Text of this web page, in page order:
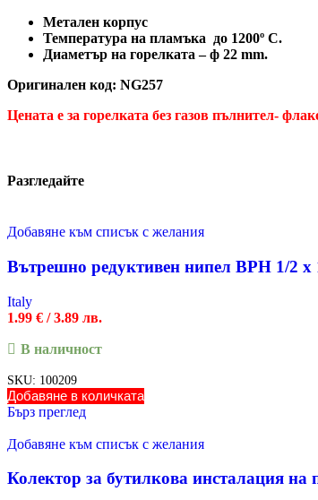
Метален корпус
Температура на пламъка до 1200º С.
Диаметър на горелката – ф 22 mm.
Оригинален код: NG257
Цената е за горелката без газов пълнител-
Разгледайте
Добавяне към списък с желания
Вътрешно редуктивен нипел ВРН 1/2 х
Italy
1.99 € / 3.89 лв.
В наличност
SKU: 100209
Добавяне в количката
Бърз преглед
Добавяне към списък с желания
Колектор за бутилкова инсталация на